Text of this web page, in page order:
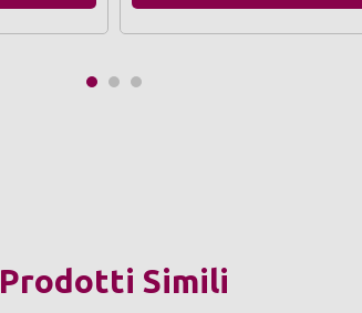
Prodotti Simili